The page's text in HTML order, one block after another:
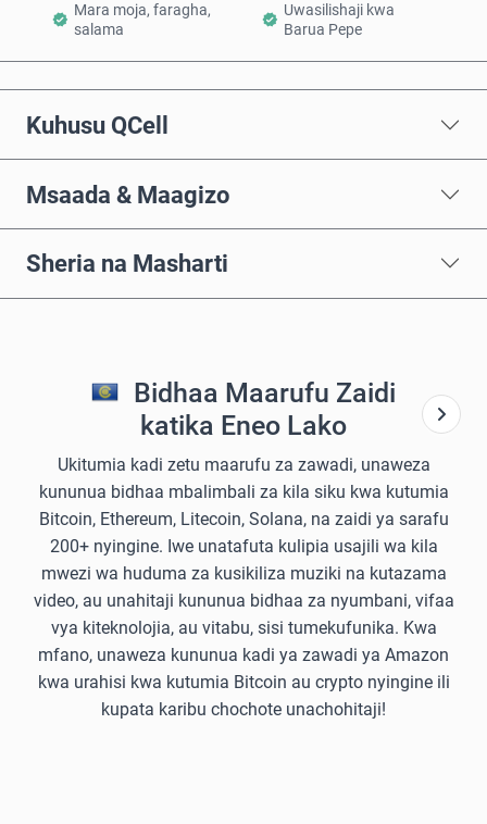
Mara moja, faragha,
salama
Uwasilishaji kwa
Barua Pepe
Kuhusu QCell
Msaada & Maagizo
Sheria na Masharti
Bidhaa Maarufu Zaidi
katika Eneo Lako
Ukitumia kadi zetu maarufu za zawadi, unaweza
kununua bidhaa mbalimbali za kila siku kwa kutumia
Bitcoin, Ethereum, Litecoin, Solana, na zaidi ya sarafu
200+ nyingine. Iwe unatafuta kulipia usajili wa kila
mwezi wa huduma za kusikiliza muziki na kutazama
video, au unahitaji kununua bidhaa za nyumbani, vifaa
vya kiteknolojia, au vitabu, sisi tumekufunika. Kwa
mfano, unaweza kununua kadi ya zawadi ya Amazon
kwa urahisi kwa kutumia Bitcoin au crypto nyingine ili
kupata karibu chochote unachohitaji!